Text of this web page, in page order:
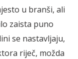
u branši, ali
zaista puno
se nastavljaju,
riječ, možda